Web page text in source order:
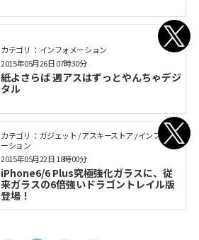
カテゴリ： インフォメーション
紙よさらば 週アスはずっとやんちゃデジ
タル
2015年05月26日 07時30分
カテゴリ： ガジェット / アスキーストア / インフォメ
ーション
iPhone6/6 Plus究極強化ガラスに、従
来ガラスの6倍強いドラゴントレイル版
登場！
2015年05月22日 18時00分